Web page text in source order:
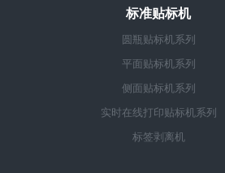
标准贴标机
圆瓶贴标机系列
平面贴标机系列
侧面贴标机系列
实时在线打印贴标机系列
标签剥离机